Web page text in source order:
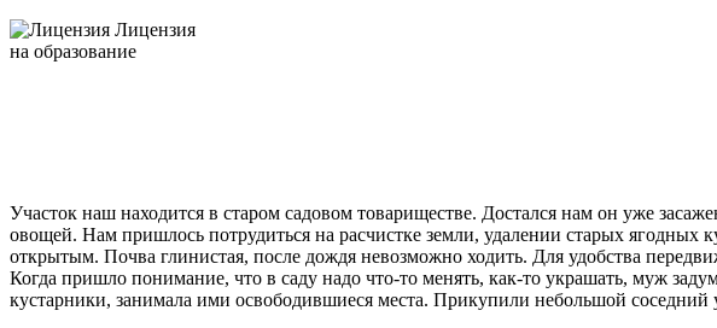
Лицензия
на образование
Участок наш находится в старом садовом товариществе. Достался нам он уже
овощей. Нам пришлось потрудиться на расчистке земли, удалении старых ягодных
открытым. Почва глинистая, после дождя невозможно ходить. Для удобства
Когда пришло понимание, что в саду надо что-то менять, как-то украшать, муж
кустарники, занимала ими освободившиеся места. Прикупили небольшой соседний